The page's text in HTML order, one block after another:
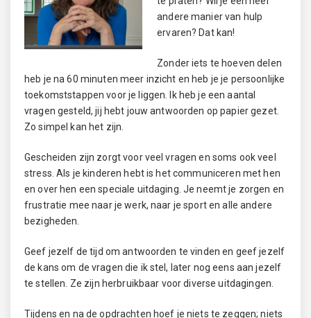
andere manier van hulp
ervaren? Dat kan!
Zonder iets te hoeven delen
heb je na 60 minuten meer inzicht en heb je je persoonlijke
toekomststappen voor je liggen. Ik heb je een aantal
vragen gesteld, jij hebt jouw antwoorden op papier gezet.
Zo simpel kan het zijn.
Gescheiden zijn zorgt voor veel vragen en soms ook veel
stress. Als je kinderen hebt is het communiceren met hen
en over hen een speciale uitdaging. Je neemt je zorgen en
frustratie mee naar je werk, naar je sport en alle andere
bezigheden.
Geef jezelf de tijd om antwoorden te vinden en geef jezelf
de kans om de vragen die ik stel, later nog eens aan jezelf
te stellen. Ze zijn herbruikbaar voor diverse uitdagingen.
Tijdens en na de opdrachten hoef je niets te zeggen; niets